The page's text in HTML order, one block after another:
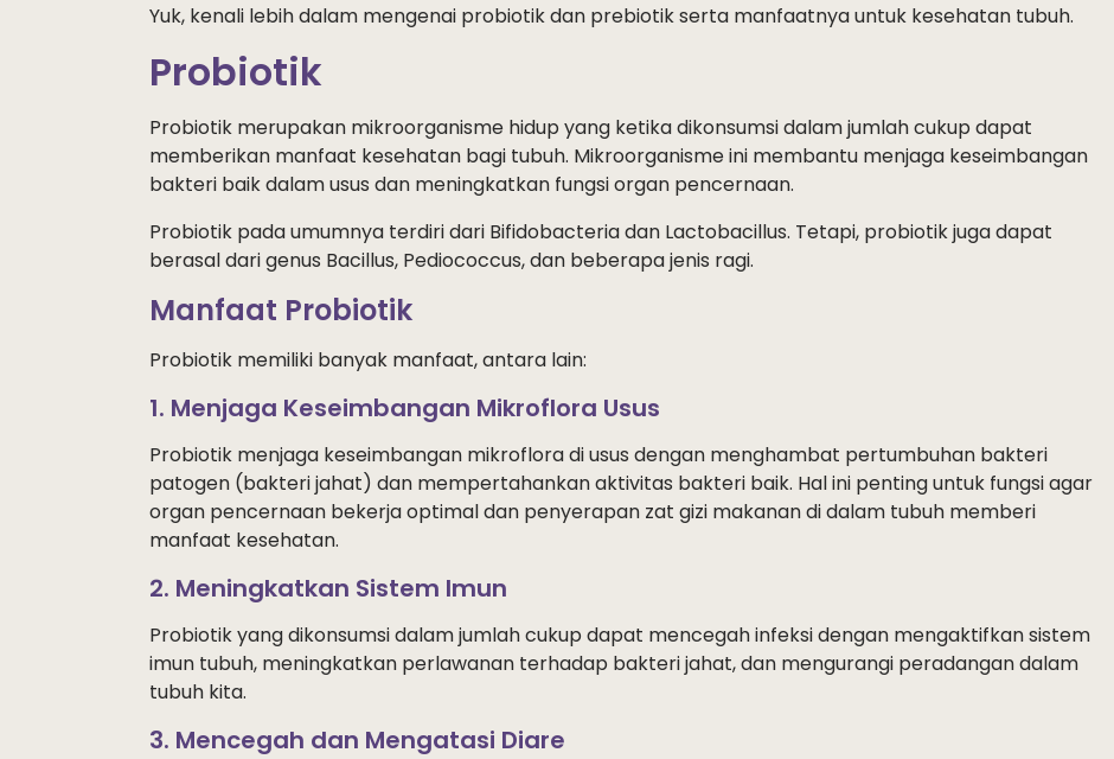
Yuk, kenali lebih dalam mengenai probiotik dan prebiotik serta manfaatnya untuk kesehatan tubuh.
Probiotik
Probiotik merupakan mikroorganisme hidup yang ketika dikonsumsi dalam jumlah cukup dapat
memberikan manfaat kesehatan bagi tubuh. Mikroorganisme ini membantu menjaga keseimbangan
bakteri baik dalam usus dan meningkatkan fungsi organ pencernaan.
Probiotik pada umumnya terdiri dari Bifidobacteria dan Lactobacillus. Tetapi, probiotik juga dapat
berasal dari genus Bacillus, Pediococcus, dan beberapa jenis ragi.
Manfaat Probiotik
Probiotik memiliki banyak manfaat, antara lain:
1. Menjaga Keseimbangan Mikroflora Usus
Probiotik menjaga keseimbangan mikroflora di usus dengan menghambat pertumbuhan bakteri
patogen (bakteri jahat) dan mempertahankan aktivitas bakteri baik. Hal ini penting untuk fungsi agar
organ pencernaan bekerja optimal dan penyerapan zat gizi makanan di dalam tubuh memberi
manfaat kesehatan.
2. Meningkatkan Sistem Imun
Probiotik yang dikonsumsi dalam jumlah cukup dapat mencegah infeksi dengan mengaktifkan sistem
imun tubuh, meningkatkan perlawanan terhadap bakteri jahat, dan mengurangi peradangan dalam
tubuh kita.
3. Mencegah dan Mengatasi Diare